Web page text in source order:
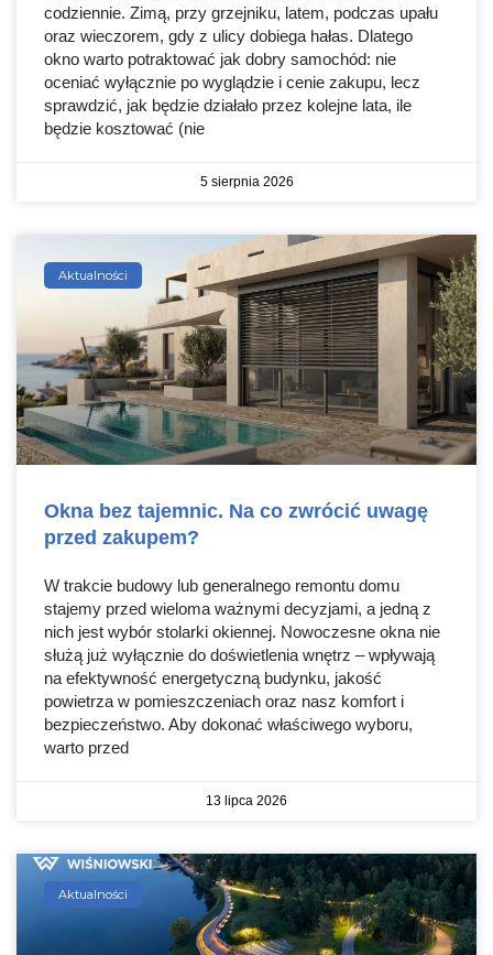
codziennie. Zimą, przy grzejniku, latem, podczas upału
oraz wieczorem, gdy z ulicy dobiega hałas. Dlatego
okno warto potraktować jak dobry samochód: nie
oceniać wyłącznie po wyglądzie i cenie zakupu, lecz
sprawdzić, jak będzie działało przez kolejne lata, ile
będzie kosztować (nie
5 sierpnia 2026
Aktualności
Okna bez tajemnic. Na co zwrócić uwagę
przed zakupem?
W trakcie budowy lub generalnego remontu domu
stajemy przed wieloma ważnymi decyzjami, a jedną z
nich jest wybór stolarki okiennej. Nowoczesne okna nie
służą już wyłącznie do doświetlenia wnętrz – wpływają
na efektywność energetyczną budynku, jakość
powietrza w pomieszczeniach oraz nasz komfort i
bezpieczeństwo. Aby dokonać właściwego wyboru,
warto przed
13 lipca 2026
Aktualności